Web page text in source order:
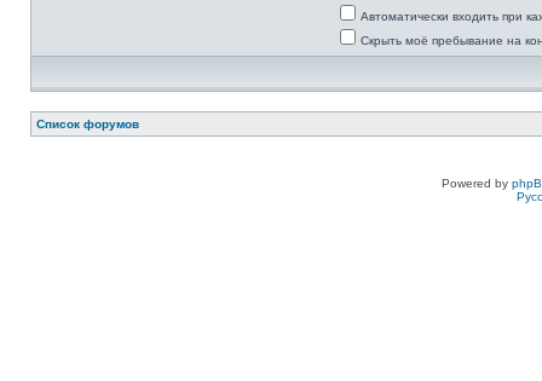
Автоматически входить при
Скрыть моё пребывание на
Список форумов
Powered by